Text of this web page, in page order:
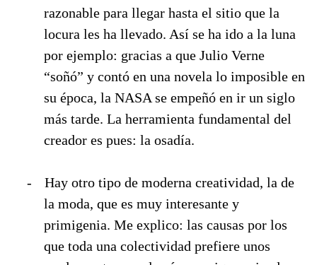
razonable para llegar hasta el sitio que la
locura les ha llevado. Así se ha ido a la luna
por ejemplo: gracias a que Julio Verne
“soñó” y contó en una novela lo imposible en
su época, la NASA se empeñó en ir un siglo
más tarde. La herramienta fundamental del
creador es pues: la osadía.
-
Hay otro tipo de moderna creatividad, la de
la moda, que es muy interesante y
primigenia. Me explico: las causas por los
que toda una colectividad prefiere unos